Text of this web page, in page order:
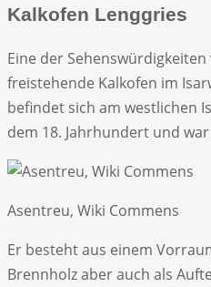
Kalkofen Lenggries
Eine der
freistehende Kalkofen im
befindet sich am westlichen
dem 18. Jahrhundert und
Asentreu, Wiki Commens
Er besteht aus einem
Brennholz aber auch als